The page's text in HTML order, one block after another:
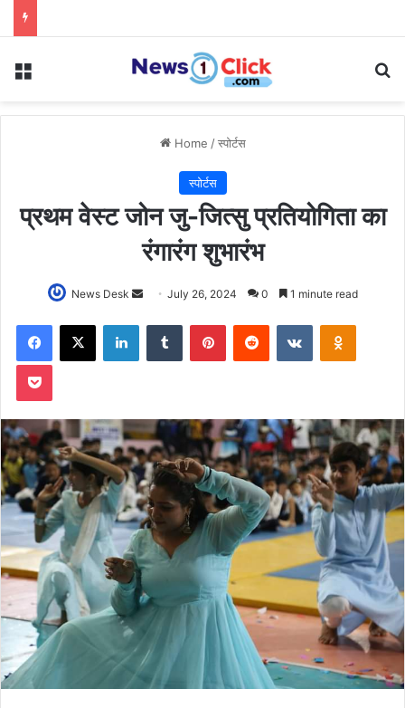
Menu
Home / स्पोर्टस
स्पोर्टस
प्रथम वेस्ट जोन जु-जित्सु प्रतियोगिता का
रंगारंग शुभारंभ
News Desk
Send
email
July 26, 2024 0 1 minute read
Facebook
X LinkedInTumblr PinterestReddit VKontakte
Pocket